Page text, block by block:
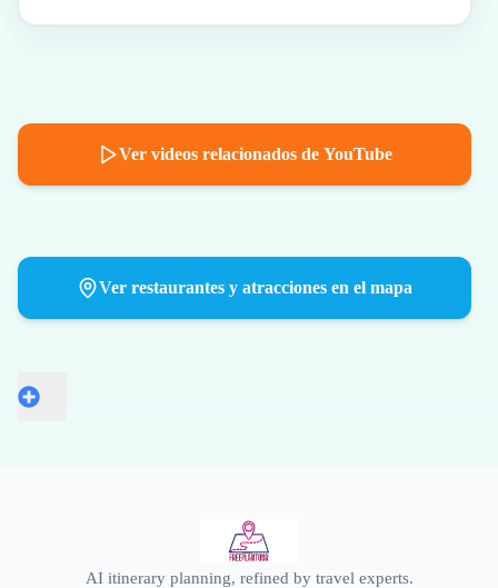
Ver videos relacionados de YouTube
Ver restaurantes y atracciones en el mapa
AI itinerary planning, refined by travel experts.